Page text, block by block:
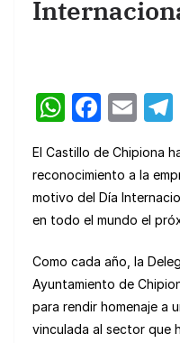
W
at
s
A
p
p
F
c
e
b
o
o
k
E
ail
El Castillo de Chipiona
reconocimiento a la
motivo del Día
en todo el mundo el
Como cada año, la
Ayuntamiento de
para rendir homenaje a
vinculada al sector que